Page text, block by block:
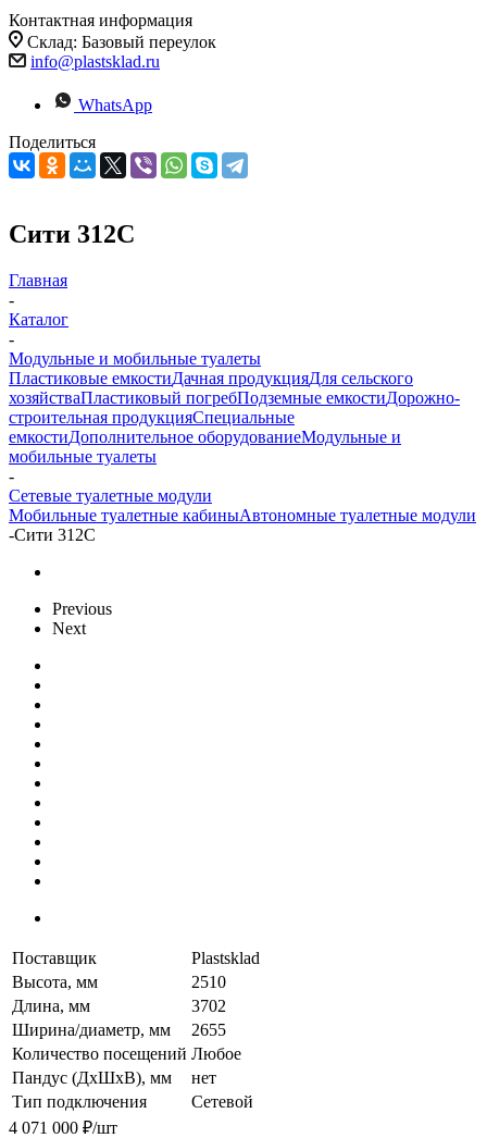
Контактная информация
Склад: Базовый переулок
info@plastsklad.ru
WhatsApp
Поделиться
Сити 312С
Главная
-
Каталог
-
Модульные и мобильные туалеты
Пластиковые емкостиДачная продукцияДля сельского
хозяйстваПластиковый погребПодземные емкостиДорожно-
строительная продукцияСпециальные
емкостиДополнительное оборудованиеМодульные и
мобильные туалеты
-
Сетевые туалетные модули
Мобильные туалетные кабиныАвтономные туалетные модули
-Сити 312С
Previous
Next
Поставщик
Plastsklad
Высота, мм
2510
Длина, мм
3702
Ширина/диаметр, мм
2655
Количество посещений Любое
Пандус (ДхШхВ), мм
нет
Тип подключения
Сетевой
4 071 000 ₽/шт